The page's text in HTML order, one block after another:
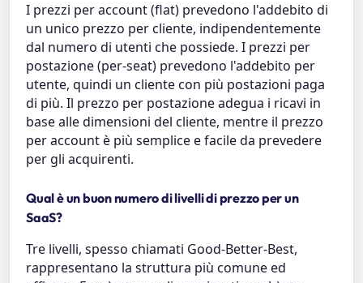
I prezzi per account (flat) prevedono l'addebito di
un unico prezzo per cliente, indipendentemente
dal numero di utenti che possiede. I prezzi per
postazione (per-seat) prevedono l'addebito per
utente, quindi un cliente con più postazioni paga
di più. Il prezzo per postazione adegua i ricavi in
base alle dimensioni del cliente, mentre il prezzo
per account è più semplice e facile da prevedere
per gli acquirenti.
Qual è un buon numero di livelli di prezzo per un
SaaS?
Tre livelli, spesso chiamati Good-Better-Best,
rappresentano la struttura più comune ed